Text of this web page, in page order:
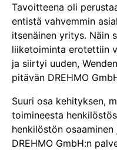
Tavoitteena oli
entistä vahvemmin
itsenäinen yritys. Näin
liiketoiminta erotettiin
ja siirtyi uuden,
pitävän DREHMO
Suuri osa kehityksen,
toimineesta
henkilöstön
DREHMO GmbH:n